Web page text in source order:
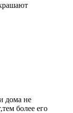
дома не
более его